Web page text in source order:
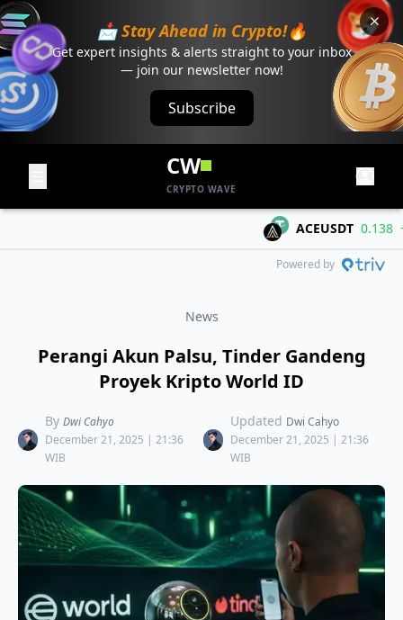
📩 Stay Ahead in Crypto!🔥
Get expert insights & alerts straight to your inbox
— join our newsletter now!
Subscribe
CW
CRYPTO WAVE
ACEUSDT 0.138
Powered by
News
​Perangi Akun Palsu, Tinder Gandeng
Proyek Kripto World ID
By Dwi Cahyo
December 21, 2025 | 21:36
WIB
Updated Dwi Cahyo
December 21, 2025 | 21:36
WIB